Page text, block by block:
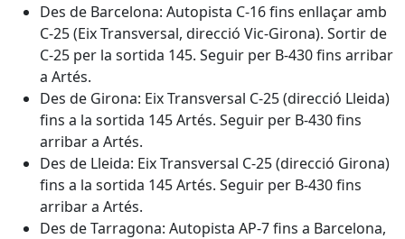
Des de Barcelona: Autopista C-16 fins enllaçar amb
C-25 (Eix Transversal, direcció Vic-Girona). Sortir de
C-25 per la sortida 145. Seguir per B-430 fins arribar
a Artés.
Des de Girona: Eix Transversal C-25 (direcció Lleida)
fins a la sortida 145 Artés. Seguir per B-430 fins
arribar a Artés.
Des de Lleida: Eix Transversal C-25 (direcció Girona)
fins a la sortida 145 Artés. Seguir per B-430 fins
arribar a Artés.
Des de Tarragona: Autopista AP-7 fins a Barcelona,